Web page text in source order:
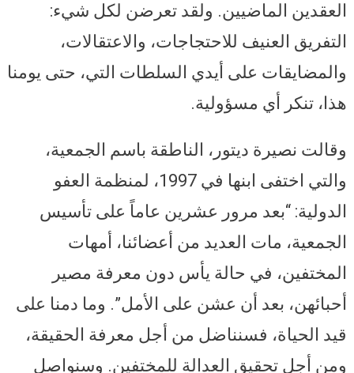
العقدين الماضيين. ولقد تعرضن لكل شيء:
التفريق العنيف للاحتجاجات، والاعتقالات،
والمضايقات على أيدي السلطات التي، حتى يومنا
هذا، تنكر أي مسؤولية.
وقالت نصيرة ديتور، الناطقة باسم الجمعية،
والتي اختفى ابنها في 1997، لمنظمة العفو
الدولية: “بعد مرور عشرين عاماً على تأسيس
الجمعية، مات العديد من أعضائنا، أمهات
المختفين، في حالة يأس دون معرفة مصير
أحبائهن، بعد أن عشن على الأمل”. وما دمنا على
قيد الحياة، فسنناضل من أجل معرفة الحقيقة،
ومن أجل تحقيق العدالة للمختفين. وسنواصل